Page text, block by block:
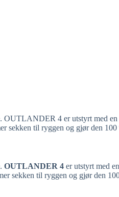
OUTLANDER 4 er utstyrt med
sekken til ryggen og gjør den
OUTLANDER 4 er utstyrt med
sekken til ryggen og gjør den